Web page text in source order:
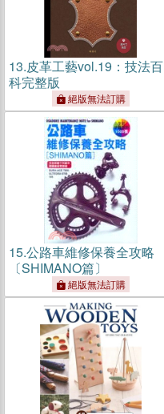
13.皮革工藝vol.19：技法百
科完整版
絕版無法訂購
15.公路車維修保養全攻略
〔SHIMANO篇〕
絕版無法訂購